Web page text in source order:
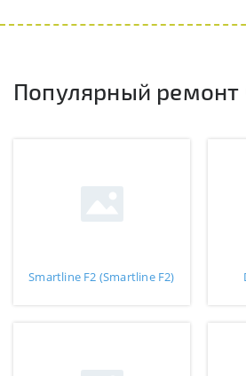
Популярный ремонт
Smartline F2 (Smartline F2)